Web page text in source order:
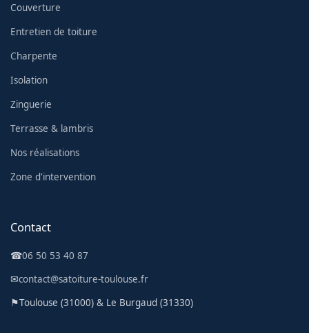
Couverture
Entretien de toiture
Charpente
Isolation
Zinguerie
Terrasse & lambris
Nos réalisations
Zone d'intervention
Contact
☎06 50 53 40 87
✉contact@satoiture-toulouse.fr
⚑Toulouse (31000) & Le Burgaud (31330)